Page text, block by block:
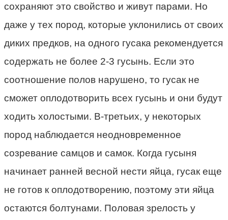
сохраняют это свойство и живут парами. Но
даже у тех пород, которые уклонились от своих
диких предков, на одного гусака рекомендуется
содержать не более 2-3 гусынь. Если это
соотношение полов нарушено, то гусак не
сможет оплодотворить всех гусынь и они будут
ходить холостыми. В-третьих, у некоторых
пород наблюдается неодновременное
созревание самцов и самок. Когда гусыня
начинает ранней весной нести яйца, гусак еще
не готов к оплодотворению, поэтому эти яйца
остаются болтунами. Половая зрелость у